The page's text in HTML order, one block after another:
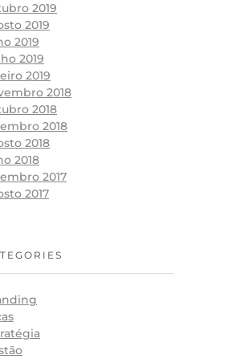
2019
2019
2019
2019
2019
2018
2018
2018
2018
2018
2017
2017